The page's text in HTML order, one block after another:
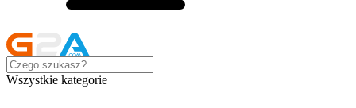
Wszystkie kategorie